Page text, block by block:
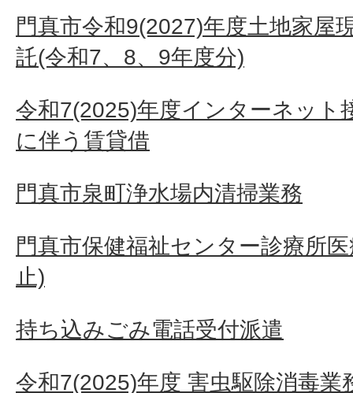
門真市令和9(2027)年度土地家屋
託(令和7、8、9年度分)
令和7(2025)年度インターネット
に伴う賃貸借
門真市泉町浄水場内清掃業務
門真市保健福祉センター診療所
止)
持ち込みごみ電話受付派遣
令和7(2025)年度 害虫駆除消毒業